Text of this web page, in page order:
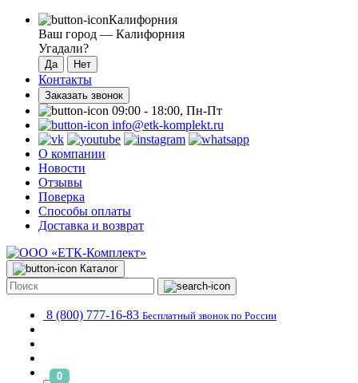
Калифорния
Ваш город — Калифорния
Угадали?
Контакты
Заказать звонок
09:00 - 18:00, Пн-Пт
info@etk-komplekt.ru
О компании
Новости
Отзывы
Поверка
Способы оплаты
Доставка и возврат
Каталог
8 (800) 777-16-83 Бесплатный звонок по России
0